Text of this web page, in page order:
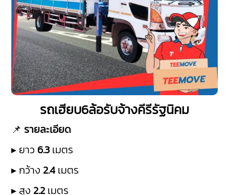
รถเฮียบ6ล้อรับจ้างคีรีรัฐนิคม
📌 รายละเอียด
▸ ยาว 6.3 เมตร
▸ กว้าง 2.4 เมตร
▸ สูง 2.2 เมตร